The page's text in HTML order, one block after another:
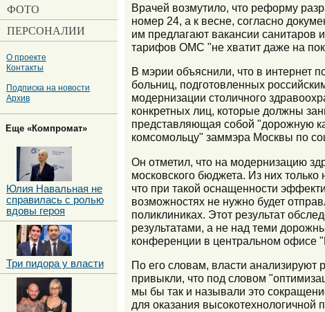
Врачей возмутило, что реформу
номер 24, а к весне, согласно
им предлагают вакансии санитаров
тарифов ОМС "не хватит даже на
В мэрии объяснили, что в интернет
больниц, подготовленных
модернизации столичного
конкретных лиц, которые должны
представляющая собой "дорожную
комсомольцу" заммэра Москвы по
Он отметил, что на модернизацию
московского бюджета. Из них
что при такой оснащенности
возможностях не нужно будет
поликлиниках. Этот результат
результатами, а не над теми
конференции в центральном офисе
По его словам, власти
привыкли, что под словом
мы бы так и называли это
для оказания
ФОТО
ПЕРСОНАЛИИ
О проекте
Контакты
Подписка на новости
Архив
Еще «Компромат»
Юлия Навальная не
справилась с ролью
вдовы героя
Три пидора у власти